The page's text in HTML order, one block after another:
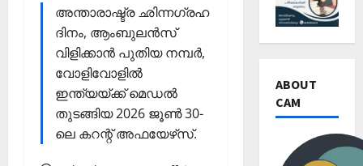
അന്താരാഷ്ട്ര ഛിന്നഗ്രഹ
ദിനം, ആംബുലന്‍സ്
വിളിക്കാന്‍ പുതിയ നമ്പര്‍,
വോളിവോളില്‍
ഇന്ത്യയ്ക്ക് മെഡല്‍
തുടങ്ങിയ 2026 ജൂണ്‍ 30-
ലെ കറന്റ് അഫയേഴ്‌സ്.
ABOUT
CAM